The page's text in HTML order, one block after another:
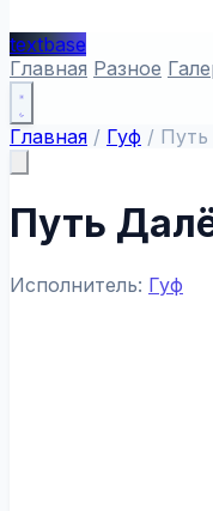
textbase
Главная Разное
Главная / Гуф / Путь
Путь
Исполнитель: Гуф